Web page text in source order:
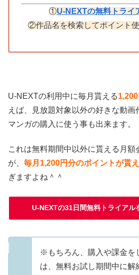
①U-NEXTの無料トライ
②作品名を検索してポイント
U-NEXTの利用中に毎月貰える
えば、見放題対象以外の好きな動画
マンガの購入に使う事も出来ます。
これは無料期間中以外に貰える月額
が、 毎月1,200円分のポイントが貰
ぎますよね＾＾
U-NEXTの31日間無料トライア
※もちろん、購入や課金を
は、無料お試し期間中に解